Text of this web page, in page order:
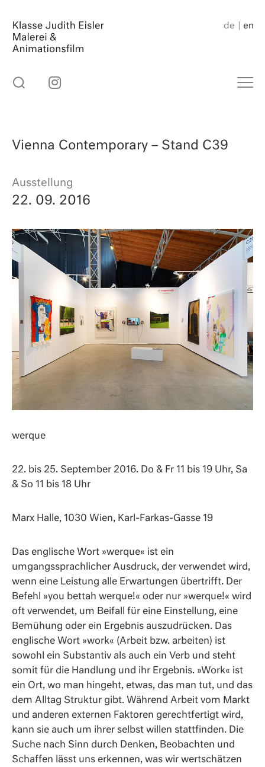
content
de en
Vienna Contemporary – Stand C39
Ausstellung
22. 09. 2016
werque
22. bis 25. September 2016. Do & Fr 11 bis 19 Uhr, Sa
& So 11 bis 18 Uhr
Marx Halle, 1030 Wien, Karl-Farkas-Gasse 19
Das englische Wort »werque« ist ein
umgangssprachlicher Ausdruck, der verwendet wird,
wenn eine Leistung alle Erwartungen übertrifft. Der
Befehl »you bettah werque!« oder nur »werque!« wird
oft verwendet, um Beifall für eine Einstellung, eine
Bemühung oder ein Ergebnis auszudrücken. Das
englische Wort »work« (Arbeit bzw. arbeiten) ist
sowohl ein Substantiv als auch ein Verb und steht
somit für die Handlung und ihr Ergebnis. »Work« ist
ein Ort, wo man hingeht, etwas, das man tut, und das
dem Alltag Struktur gibt. Während Arbeit vom Markt
und anderen externen Faktoren gerechtfertigt wird,
kann sie auch um ihrer selbst willen stattfinden. Die
Suche nach Sinn durch Denken, Beobachten und
Schaffen lässt uns erkennen, was wir wertschätzen